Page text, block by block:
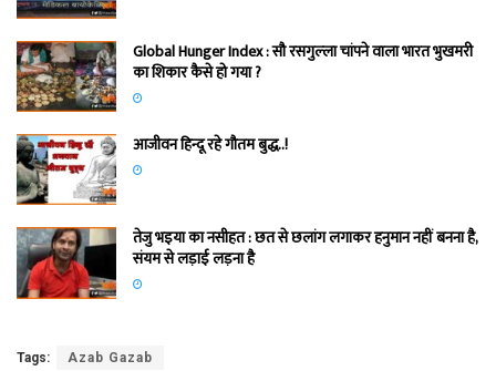
Global Hunger Index : सौ रसगुल्‍ला चांपने वाला भारत भुखमरी
का शिकार कैसे हो गया ?
आजीवन हिन्दू रहे गौतम बुद्ध..!
तेजु भइया का नसीहत : छत से छलांग लगाकर हनुमान नहीं बनना है,
संयम से लड़ाई लड़ना है
Tags: Azab Gazab